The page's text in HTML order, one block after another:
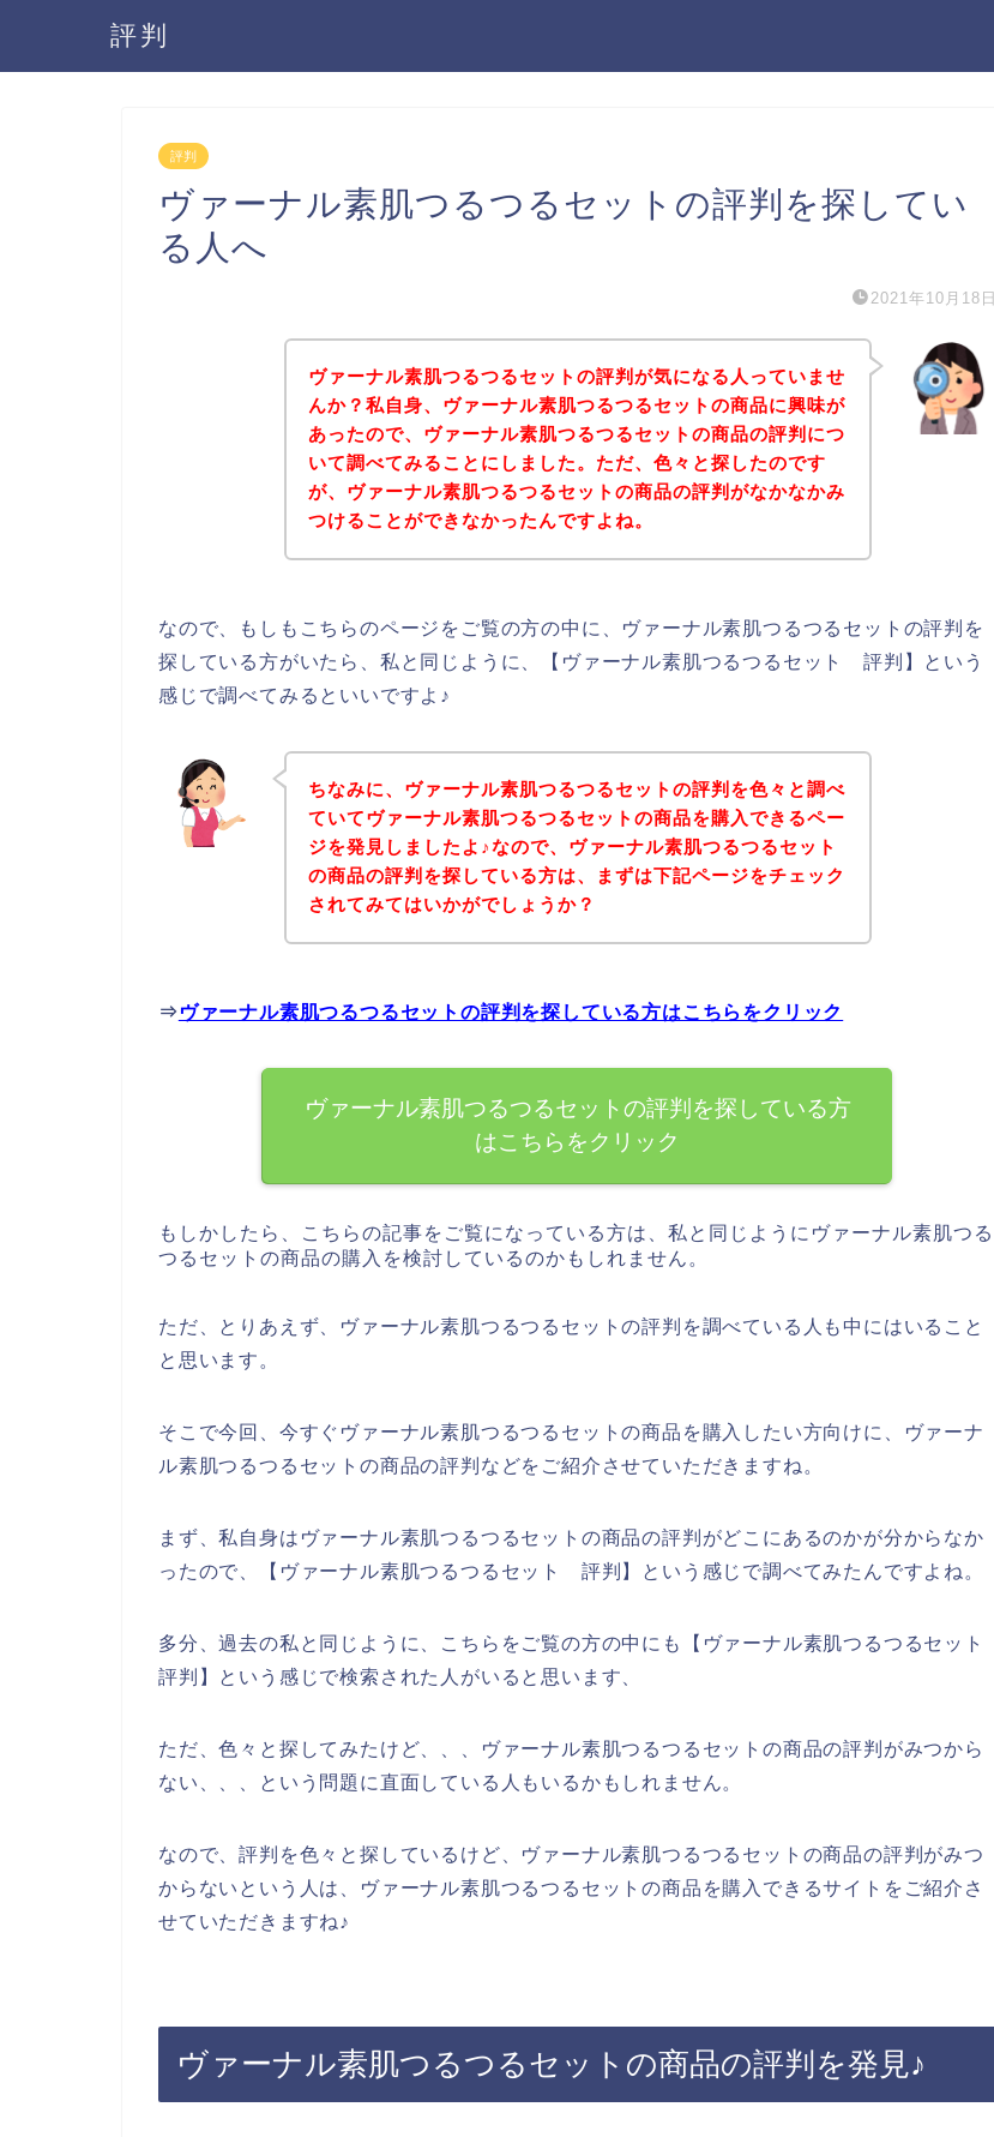
評判
評判
ヴァーナル素肌つるつるセットの評判を探してい
る人へ
2021年10月18日
ヴァーナル素肌つるつるセットの評判が気になる人っていませ
んか？私自身、ヴァーナル素肌つるつるセットの商品に興味が
あったので、ヴァーナル素肌つるつるセットの商品の評判につ
いて調べてみることにしました。ただ、色々と探したのです
が、ヴァーナル素肌つるつるセットの商品の評判がなかなかみ
つけることができなかったんですよね。
なので、もしもこちらのページをご覧の方の中に、ヴァーナル素肌つるつるセットの評判を
探している方がいたら、私と同じように、【ヴァーナル素肌つるつるセット 評判】という
感じで調べてみるといいですよ♪
ちなみに、ヴァーナル素肌つるつるセットの評判を色々と調べ
ていてヴァーナル素肌つるつるセットの商品を購入できるペー
ジを発見しましたよ♪なので、ヴァーナル素肌つるつるセット
の商品の評判を探している方は、まずは下記ページをチェック
されてみてはいかがでしょうか？
⇒ ヴァーナル素肌つるつるセットの評判を探している方はこちらをクリック
ヴァーナル素肌つるつるセットの評判を探している方
はこちらをクリック
もしかしたら、こちらの記事をご覧になっている方は、私と同じようにヴァーナル素肌つる
つるセットの商品の購入を検討しているのかもしれません。
ただ、とりあえず、ヴァーナル素肌つるつるセットの評判を調べている人も中にはいること
と思います。
そこで今回、今すぐヴァーナル素肌つるつるセットの商品を購入したい方向けに、ヴァーナ
ル素肌つるつるセットの商品の評判などをご紹介させていただきますね。
まず、私自身はヴァーナル素肌つるつるセットの商品の評判がどこにあるのかが分からなか
ったので、【ヴァーナル素肌つるつるセット 評判】という感じで調べてみたんですよね。
多分、過去の私と同じように、こちらをご覧の方の中にも【ヴァーナル素肌つるつるセット
評判】という感じで検索された人がいると思います、
ただ、色々と探してみたけど、、、ヴァーナル素肌つるつるセットの商品の評判がみつから
ない、、、という問題に直面している人もいるかもしれません。
なので、評判を色々と探しているけど、ヴァーナル素肌つるつるセットの商品の評判がみつ
からないという人は、ヴァーナル素肌つるつるセットの商品を購入できるサイトをご紹介さ
せていただきますね♪
ヴァーナル素肌つるつるセットの商品の評判を発見♪